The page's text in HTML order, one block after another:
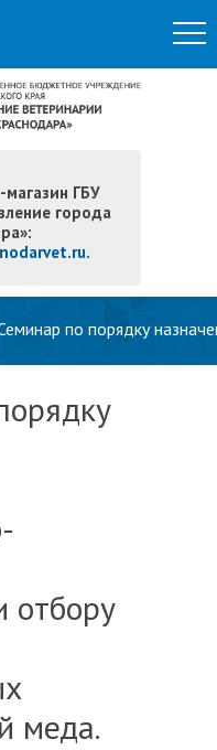
магазин ГБУ
города
.
по порядку
отбору
меда.